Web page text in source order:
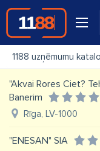
1188 uzņēmumu
"Akvai Rores Ciet?
Banerim
Rīga, LV-1000
"ENESAN" SIA